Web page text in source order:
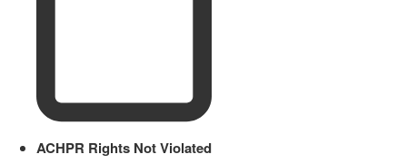
ACHPR Rights Not Violated